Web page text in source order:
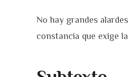
No hay grandes
constancia que exige